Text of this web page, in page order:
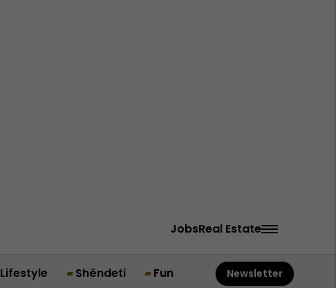
JobsReal Estate
Lifestyle Shëndeti Fun Newsletter